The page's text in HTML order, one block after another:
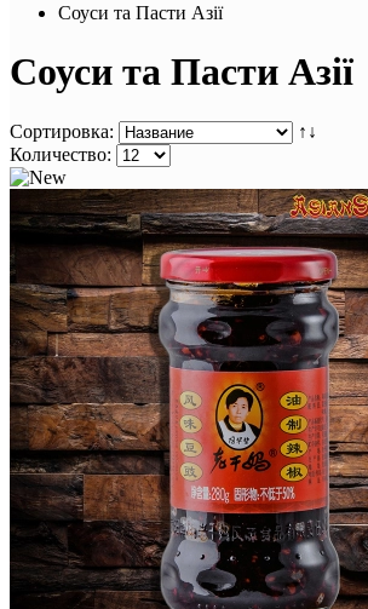
Соуси та Пасти Азії
Соуси та Пасти Азії
Сортировка:
↑↓
Количество: